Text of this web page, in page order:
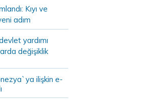
Kıyı ve
adım
yardımı
değişiklik
ilişkin e-